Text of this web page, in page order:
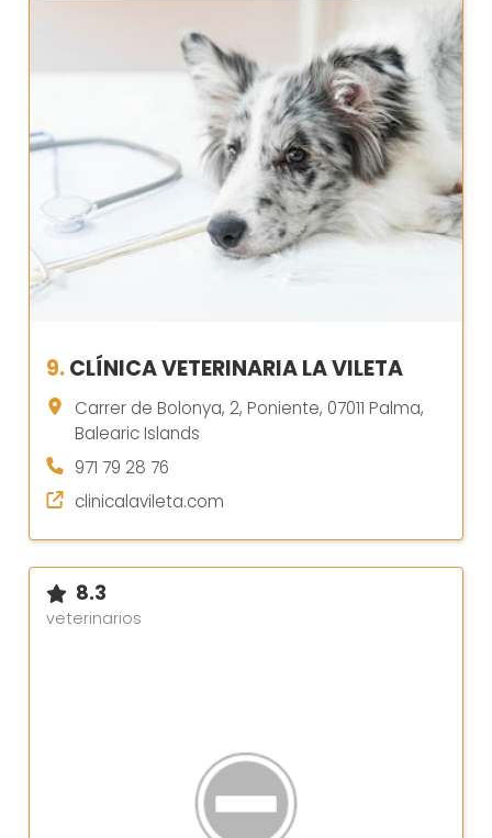
9.CLÍNICA VETERINARIA LA VILETA
Carrer de Bolonya, 2, Poniente, 07011 Palma,
Balearic Islands
971 79 28 76
clinicalavileta.com
8.3
veterinarios